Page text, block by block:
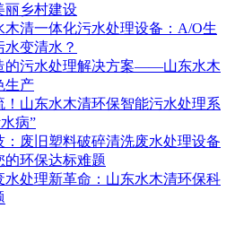
丽乡村建设
木清一体化污水处理设备：A/O生
变清水？
的污水处理解决方案——山东水木
生产
！山东水木清环保智能污水处理系
病”
：废旧塑料破碎清洗废水处理设备
的环保达标难题
水处理新革命：山东水木清环保科